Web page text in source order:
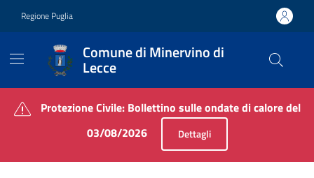
Regione Puglia
Comune di Minervino di
Lecce
Contenuti in evidenza
Protezione Civile: Bollettino sulle ondate di calore del
03/08/2026
Dettagli